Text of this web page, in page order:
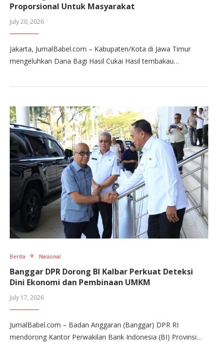
Proporsional Untuk Masyarakat
July 20, 2026
Jakarta, JurnalBabel.com – Kabupaten/Kota di Jawa Timur
mengeluhkan Dana Bagi Hasil Cukai Hasil tembakau…
Berita Nasional
Banggar DPR Dorong BI Kalbar Perkuat Deteksi
Dini Ekonomi dan Pembinaan UMKM
July 17, 2026
JurnalBabel.com – Badan Anggaran (Banggar) DPR RI
mendorong Kantor Perwakilan Bank Indonesia (BI) Provinsi…